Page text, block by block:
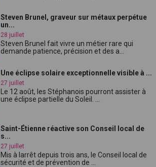
Steven Brunel, graveur sur métaux perpétue
un...
28 juillet
Steven Brunel fait vivre un métier rare qui
demande patience, précision et des a...
Une éclipse solaire exceptionnelle visible à ...
27 juillet
Le 12 août, les Stéphanois pourront assister à
une éclipse partielle du Soleil. ...
Saint-Étienne réactive son Conseil local de
s...
27 juillet
Mis à larrêt depuis trois ans, le Conseil local de
sécurité et de prévention de ...